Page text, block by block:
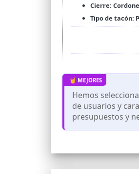
Cierre:
Tipo de tacón:
Hemos
de usuarios y
presupuestos y